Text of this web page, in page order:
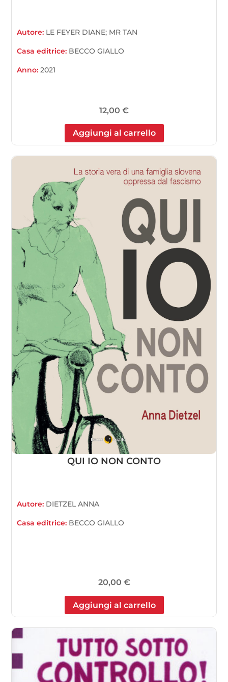
Autore: LE FEYER DIANE; MR TAN
Casa editrice: BECCO GIALLO
Anno:2021
12,00 €
Aggiungi al carrello
QUI IO NON CONTO
Autore: DIETZEL ANNA
Casa editrice: BECCO GIALLO
20,00 €
Aggiungi al carrello